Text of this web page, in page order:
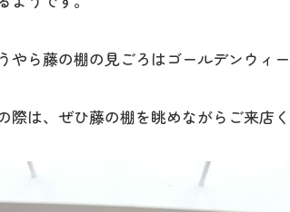
やら藤の棚の見ごろはゴールデンウィ
際は、ぜひ藤の棚を眺めながらご来店く